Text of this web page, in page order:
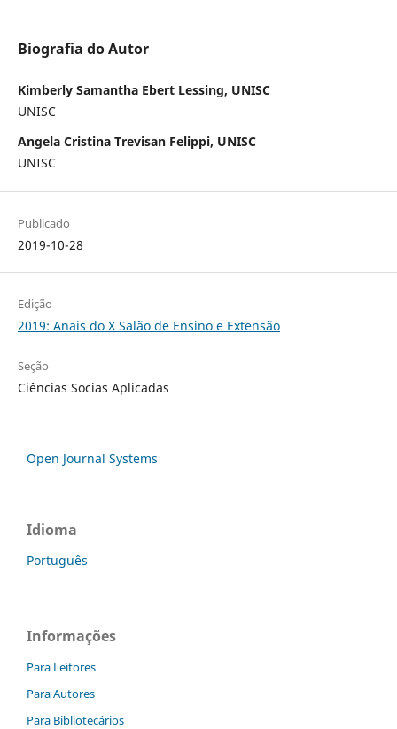
Biografia do Autor
Kimberly Samantha Ebert Lessing, UNISC
UNISC
Angela Cristina Trevisan Felippi, UNISC
UNISC
Publicado
2019-10-28
Edição
2019: Anais do X Salão de Ensino e Extensão
Seção
Ciências Socias Aplicadas
Open Journal Systems
Idioma
Português
Informações
Para Leitores
Para Autores
Para Bibliotecários